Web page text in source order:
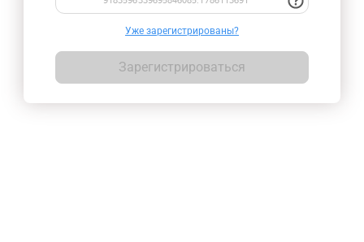
Уже зарегистрированы?
Зарегистрироваться